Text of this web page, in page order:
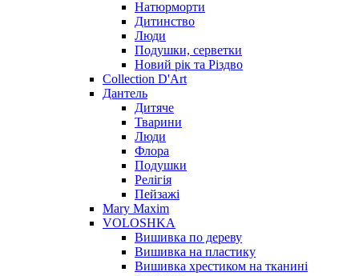
Натюрморти
Дитинство
Люди
Подушки, серветки
Новий рік та Різдво
Collection D'Art
Дантель
Дитяче
Тварини
Люди
Флора
Подушки
Релігія
Пейзажі
Mary Maxim
VOLOSHKA
Вишивка по дереву
Вишивка на пластику
Вишивка хрестиком на тканині